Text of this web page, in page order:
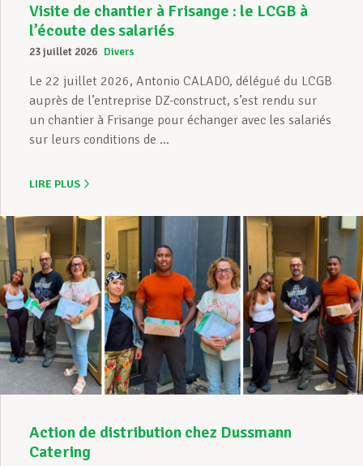
Devenir Membre
Actualités
Visite de chantier à Frisange : le LCGB à
l’écoute des salariés
23 juillet 2026 Divers
Le 22 juillet 2026, Antonio CALADO, délégué du LCGB
auprès de l’entreprise DZ-construct, s’est rendu sur
un chantier à Frisange pour échanger avec les salariés
sur leurs conditions de ...
LIRE PLUS
Action de distribution chez Dussmann
Catering